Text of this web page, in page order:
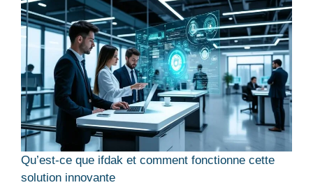
Qu’est-ce que ifdak et comment fonctionne cette
solution innovante